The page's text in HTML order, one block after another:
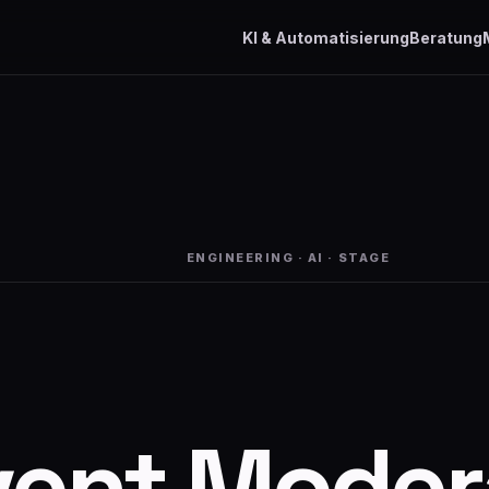
KI & AutomatisierungBeratung
ENGINEERING · AI · STAGE